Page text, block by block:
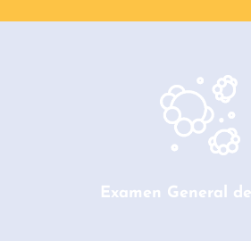
Examen General